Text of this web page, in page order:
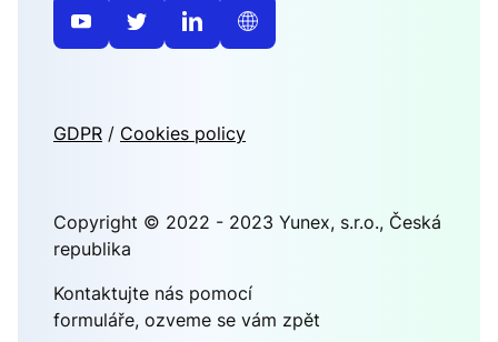
GDPR Cookies policy
Copyright © 2022 - 2023 Yunex, s.r.o., Česká
republika
Kontaktujte nás pomocí
formuláře, ozveme se vám zpět